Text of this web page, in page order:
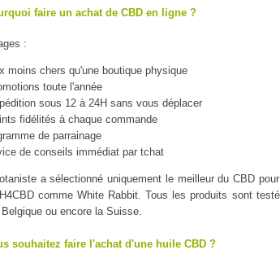
faire un achat de CBD en ligne ?
:
moins chers qu'une boutique physique
toute l'année
sous 12 à 24H sans vous déplacer
fidélités à chaque commande
de parrainage
de conseils immédiat par tchat
a sélectionné uniquement le meilleur du CBD
comme White Rabbit. Tous les produits sont
ou encore la Suisse.
souhaitez faire l'achat d'une huile CBD ?